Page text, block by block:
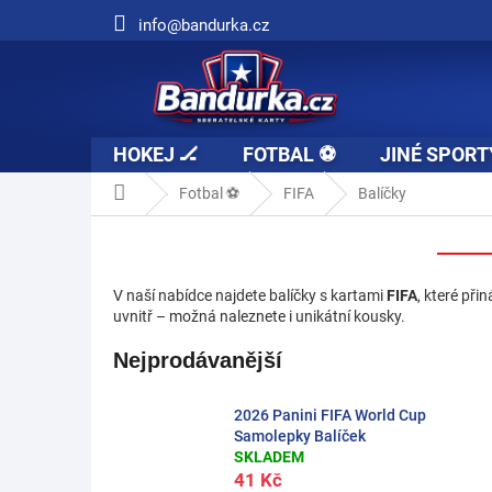
info@bandurka.cz
HOKEJ 🏒 FOTBAL ⚽ JINÉ
Domů Fotbal ⚽ FIFA Balíčky
V naší nabídce najdete balíčky s kartami FIFA, které
uvnitř – možná naleznete i unikátní kousky.
Nejprodávanější
2026 Panini FIFA World Cup
Samolepky Balíček
SKLADEM
41 Kč